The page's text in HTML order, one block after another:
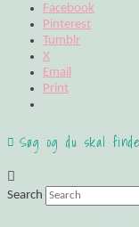
Facebook
Pinterest
Tumblr
X
Email
Print
Søg og du skal
Search